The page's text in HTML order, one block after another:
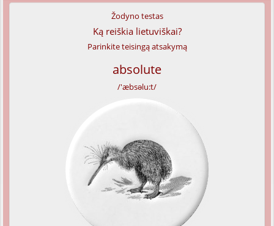
Žodyno testas
Ką reiškia lietuviškai?
Parinkite teisingą atsakymą
absolute
/'æbsəlu:t/